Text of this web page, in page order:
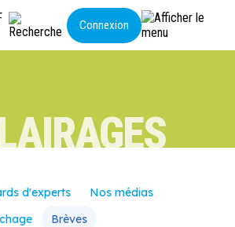
Connexion
d'experts
Nos médias
Brèves
des cookies